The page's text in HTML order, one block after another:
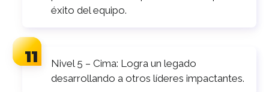
éxito del equipo.
Nivel 5 – Cima: Logra un legado
desarrollando a otros líderes impactantes.